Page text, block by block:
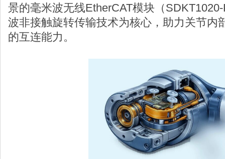
景的毫米波无线EtherCAT模块（
波非接触旋转传输技术为核心，助力关节内
的互连能力。